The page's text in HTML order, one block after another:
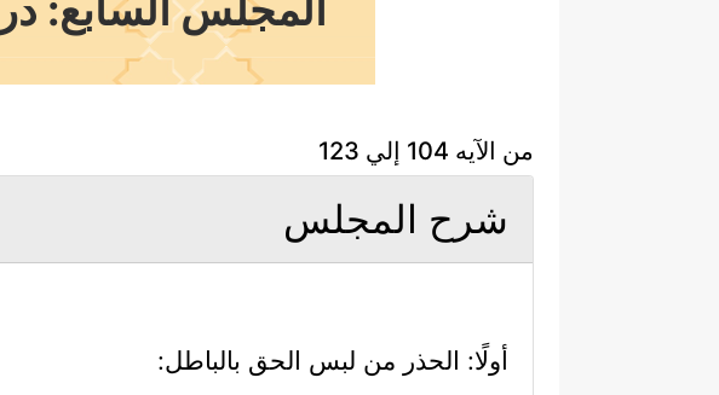
من الآيه 104 إلي 123
شرح المجلس
أولًا: الحذر من لبس الحق بالباطل: